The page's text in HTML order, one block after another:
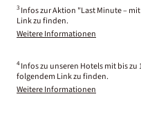
3 Infos zur Aktion "Last Minute –
Link zu finden.
Weitere Informationen
4 Infos zu unseren Hotels mit bis
folgendem Link zu finden.
Weitere Informationen